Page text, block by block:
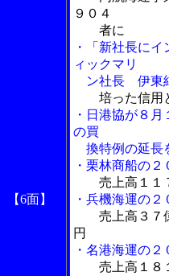
【6面】
９０４
者に
・「新社長に
ィックマリ
ン社長 伊東
培った信用
・日港協が８
の買
換特例の延長
・栗林商船の
売上高１１
・兵機海運の
売上高３７
円
・名港海運の
売上高１８